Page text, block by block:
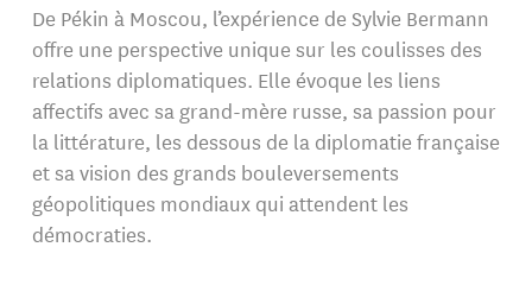
De Pékin à Moscou, l’expérience de Sylvie Bermann
offre une perspective unique sur les coulisses des
relations diplomatiques. Elle évoque les liens
affectifs avec sa grand-mère russe, sa passion pour
la littérature, les dessous de la diplomatie française
et sa vision des grands bouleversements
géopolitiques mondiaux qui attendent les
démocraties.